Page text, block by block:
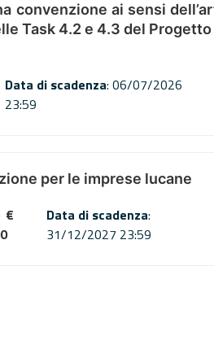
ai sensi
4.2 e 4.3 del Progetto
Data di scadenza: 06/07/2026
23:59
per le imprese lucane
€
Data di scadenza:
31/12/2027 23:59